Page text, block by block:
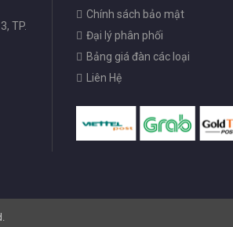
TP.
Chính sách bảo mật
Đại lý phân phối
Bảng giá đàn các loại
Liên Hệ